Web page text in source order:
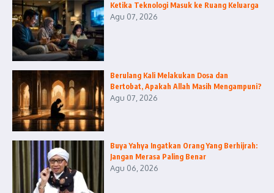
Ketika Teknologi Masuk ke Ruang Keluarga
Agu 07, 2026
Berulang Kali Melakukan Dosa dan
Bertobat, Apakah Allah Masih Mengampuni?
Agu 07, 2026
Buya Yahya Ingatkan Orang Yang Berhijrah:
Jangan Merasa Paling Benar
Agu 06, 2026